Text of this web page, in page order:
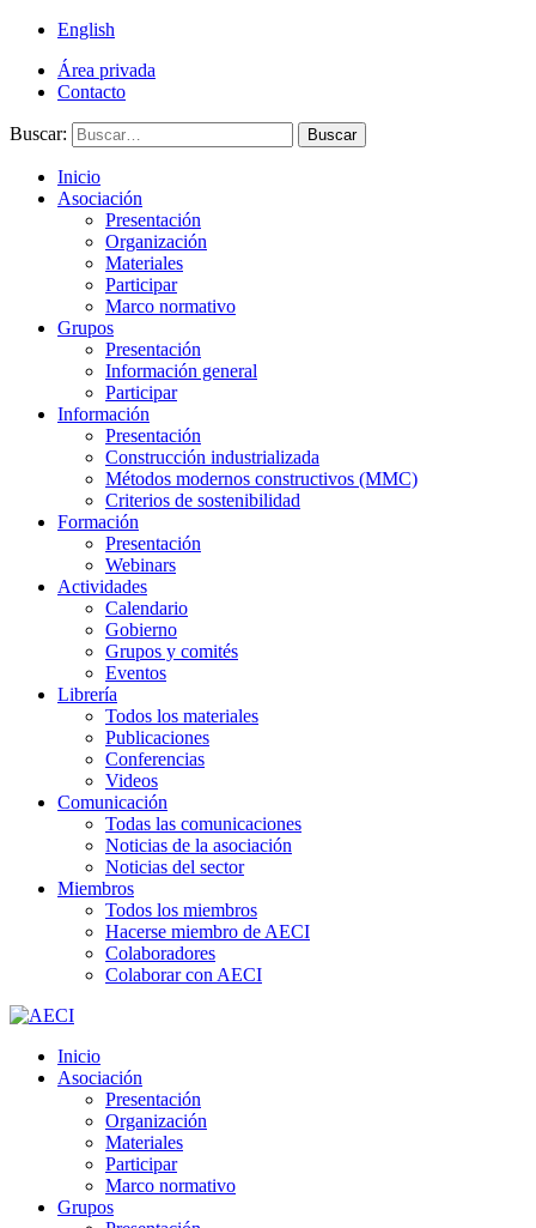
English
Área privada
Contacto
Buscar: Buscar
Inicio
Asociación
Presentación
Organización
Materiales
Participar
Marco normativo
Grupos
Presentación
Información general
Participar
Información
Presentación
Construcción industrializada
Métodos modernos constructivos (MMC)
Criterios de sostenibilidad
Formación
Presentación
Webinars
Actividades
Calendario
Gobierno
Grupos y comités
Eventos
Librería
Todos los materiales
Publicaciones
Conferencias
Videos
Comunicación
Todas las comunicaciones
Noticias de la asociación
Noticias del sector
Miembros
Todos los miembros
Hacerse miembro de AECI
Colaboradores
Colaborar con AECI
Inicio
Asociación
Presentación
Organización
Materiales
Participar
Marco normativo
Grupos